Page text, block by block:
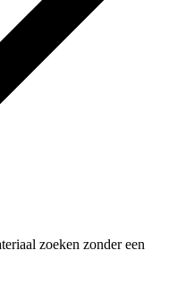
zoeken zonder een